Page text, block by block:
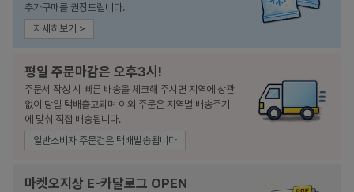
추가구매를 권장드립니다.
자세히보기 >
평일 주문마감은 오후3시!
주문서 작성 시 빠른 배송을 체크해 주시면 지역에 상관
없이 당일 택배출고되며 이외 주문은 지역별 배송주기
에 맞춰 직접 배송됩니다.
일반소비자 주문건은 택배발송됩니다
마켓오지상 E-카달로그 OPEN